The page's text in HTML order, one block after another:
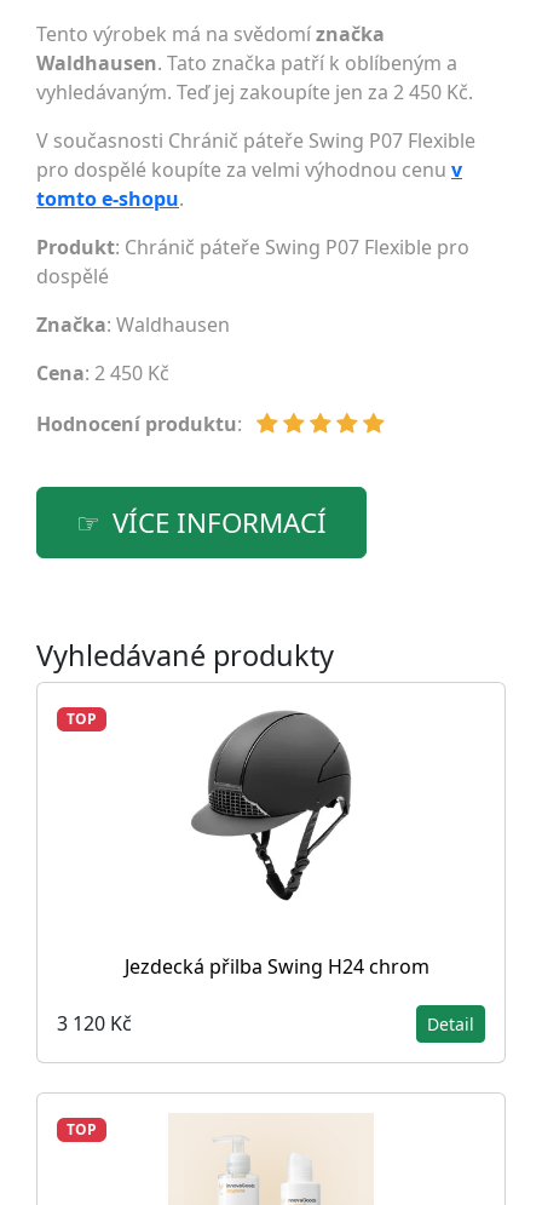
Tento výrobek má na svědomíznačka
Waldhausen. Tato značka patří k oblíbeným a
vyhledávaným. Teď jej zakoupíte jen za 2 450 Kč.
V současnosti Chránič páteře Swing P07 Flexible
pro dospělé koupíte za velmi výhodnou cenu v
tomto e-shopu.
Produkt: Chránič páteře Swing P07 Flexible pro
dospělé
Značka: Waldhausen
Cena: 2 450 Kč
Hodnocení produktu:
VÍCE INFORMACÍ
Vyhledávané produkty
TOP
Jezdecká přilba Swing H24 chrom
3 120 Kč Detail
TOP